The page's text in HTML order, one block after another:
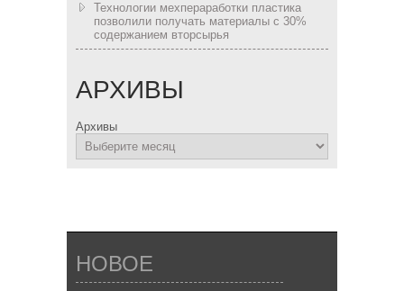
Технологии мехпераработки пластика
позволили получать материалы с 30%
содержанием вторсырья
АРХИВЫ
Архивы
НОВОЕ